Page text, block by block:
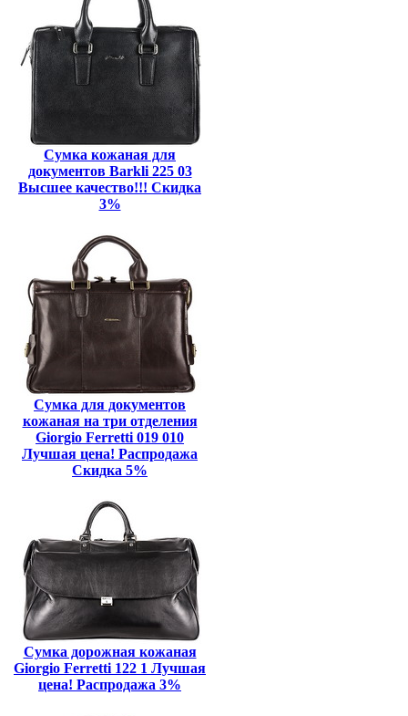
Сумка кожаная для
документов Barkli 225 03
Высшее качество!!! Скидка
3%
Сумка для документов
кожаная на три отделения
Giorgio Ferretti 019 010
Лучшая цена! Распродажа
Скидка 5%
Сумка дорожная кожаная
Giorgio Ferretti 122 1 Лучшая
цена! Распродажа 3%